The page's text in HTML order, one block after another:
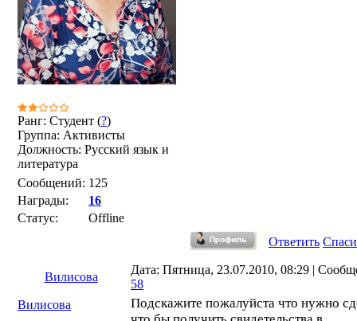
Ранг: Студент (?)
Группа: Активисты
Должность: Русский язык и
литература
Сообщений: 125
Награды:
16
Статус:
Offline
Ответить
Вилисова
Дата: Пятница, 23.07.2010, 08:29 |
58
Вилисова
Подскажите пожалуйста что нужно